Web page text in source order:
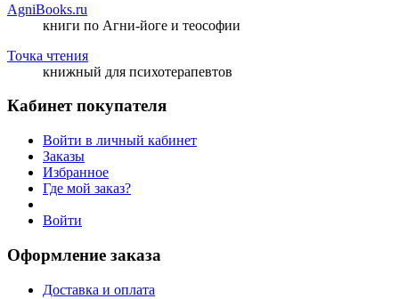
AgniBooks.ru
книги по Агни-йоге и теософии
Точка чтения
книжный для психотерапевтов
Кабинет покупателя
Войти в личный кабинет
Заказы
Избранное
Где мой заказ?
Войти
Оформление заказа
Доставка и оплата